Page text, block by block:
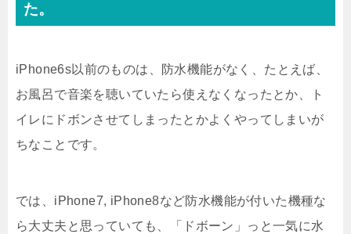
た。
iPhone6s以前のものは、防水機能がなく、たとえば、
お風呂で音楽を聴いていたら使えなくなったとか、ト
イレにドボンさせてしまったとかよくやってしまいが
ちなことです。
では、iPhone7, iPhone8など防水機能が付いた機種な
ら大丈夫と思っていても、「ドボーン」っと一気に水